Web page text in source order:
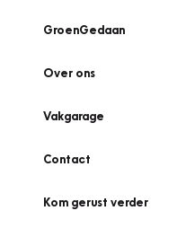
GroenGedaan
Over ons
Vakgarage
Contact
Kom gerust verder